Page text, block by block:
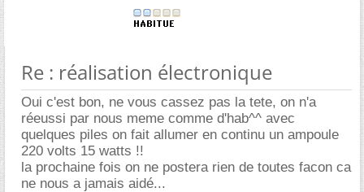
Re : réalisation électronique
Oui c'est bon, ne vous cassez pas la tete, on n'a
réeussi par nous meme comme d'hab^^ avec
quelques piles on fait allumer en continu un ampoule
220 volts 15 watts !!
la prochaine fois on ne postera rien de toutes facon ca
ne nous a jamais aidé...